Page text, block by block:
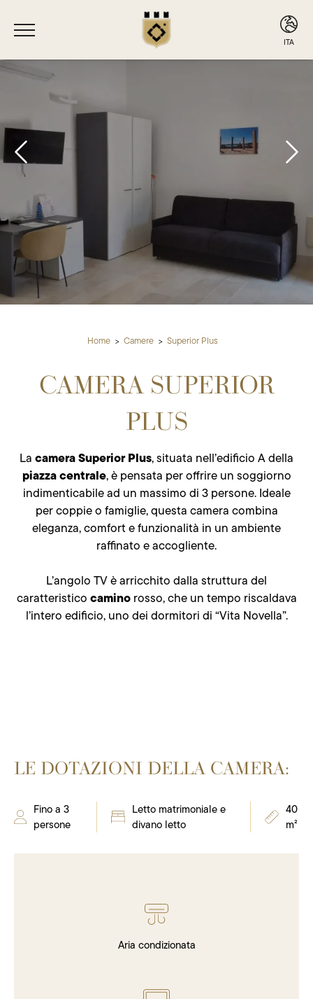
ITA
Home Camere Superior Plus
CAMERA SUPERIOR
PLUS
La camera Superior Plus, situata nell’edificio A della
piazza centrale, è pensata per offrire un soggiorno
indimenticabile ad un massimo di 3 persone. Ideale
per coppie o famiglie, questa camera combina
eleganza, comfort e funzionalità in un ambiente
raffinato e accogliente.
L’angolo TV è arricchito dalla struttura del
caratteristico caminorosso, che un tempo riscaldava
l’intero edificio, uno dei dormitori di “Vita Novella”.
LE DOTAZIONI DELLA CAMERA:
Fino a 3
persone
Letto matrimoniale e
divano letto
40
m²
Aria condizionata